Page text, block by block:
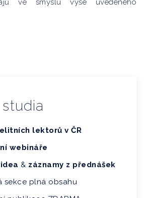
ve smyslu výše uvedeného
lektorů v ČR
webináře
& záznamy z přednášek
sekce plná obsahu